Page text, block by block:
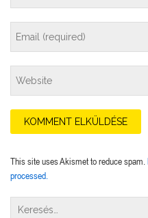
This site uses Akismet to reduce spam.
processed.